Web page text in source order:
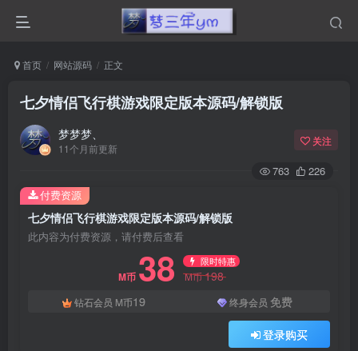
首页 网站源码 正文
七夕情侣飞行棋游戏限定版本源码/解锁版
梦梦梦、
11个月前更新
关注
763 226
七夕情侣飞行棋游戏限定版本源码/解锁版
此内容为付费资源，请付费后查看
M币 38 限时特惠
M币198
钻石会员 M币19 终身会员 免费
登录购买
付费资源